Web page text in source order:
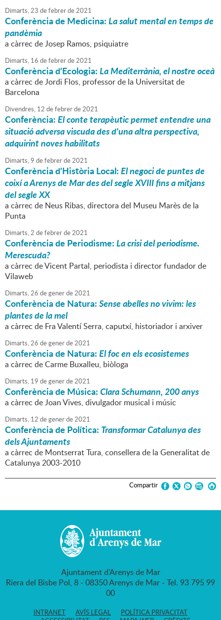
Dimarts,23 defebrerde2021
Conferència de Medicina:La salut mental en temps de
pandèmia
a càrrec de Josep Ramos, psiquiatre
Dimarts, 16 defebrerde2021
Conferència d'Ecologia:La Mediterrània, el nostre oceà
a càrrec de Jordi Flos, professor de la Universitat de
Barcelona
Divendres, 12 defebrerde2021
Conferència:El conte terapèutic permet entendre una
situació adversa viscuda des d'una altra perspectiva,
adquirint noves habilitats
Dimarts,9 defebrerde2021
Conferència d'Història Local:El negoci de puntes de
coixí a Arenys de Mar des del segle XVIII fins a mitjans
del segle XX
a càrrec de Neus Ribas, directora del Museu Marès de la
Punta
Dimarts,2 defebrerde2021
Conferència de Periodisme:La crisi del periodisme.
Merescuda?
a càrrec de Vicent Partal, periodista i director fundador de
Vilaweb
Dimarts,26 degenerde2021
Conferència de Natura:Sense abelles no vivim: les
plantes de la mel
a càrrec de Fra Valentí Serra, caputxí, historiador i arxiver
Dimarts,26 degenerde2021
Conferència de Natura:El foc en els ecosistemes
a càrrec de Carme Buxalleu, biòloga
Dimarts, 19 degenerde2021
Conferència de Música:Clara Schumann, 200 anys
a càrrec de Joan Vives, divulgador musical i músic
Dimarts, 12 degenerde2021
Conferència de Política: Transformar Catalunya des
dels Ajuntaments
a càrrec de Montserrat Tura, consellera de la Generalitat de
Catalunya 2003-2010
Compartir
Ajuntament d'Arenys de Mar
Riera del Bisbe Pol, 8 - 08350 Arenys de Mar - Tel. 93 795 99
00
INTRANET AVÍS LEGAL
POLÍTICA PRIVACITAT